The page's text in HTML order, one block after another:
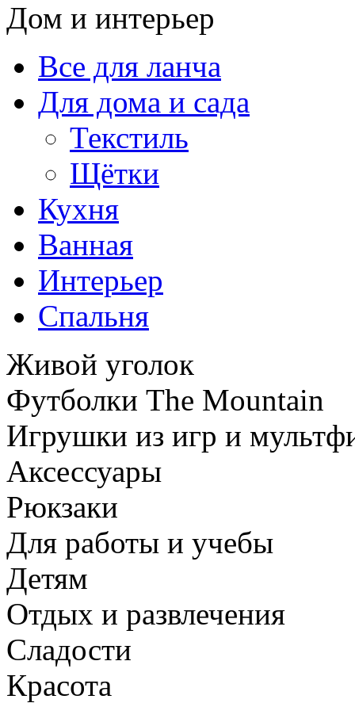
Дом и интерьер
Все для ланча
Для дома и сада
Текстиль
Щётки
Кухня
Ванная
Интерьер
Спальня
Живой уголок
Футболки The Mountain
Игрушки из игр и
Аксессуары
Рюкзаки
Для работы и учебы
Детям
Отдых и развлечения
Сладости
Красота